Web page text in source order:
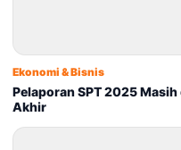
Ekonomi & Bisnis
Pelaporan SPT 2025
Akhir